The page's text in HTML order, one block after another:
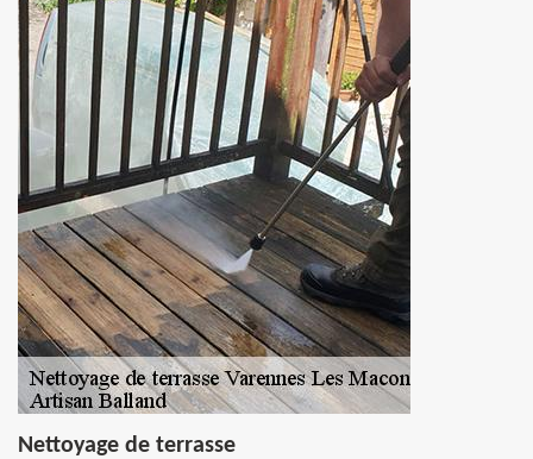
Nettoyage de terrasse